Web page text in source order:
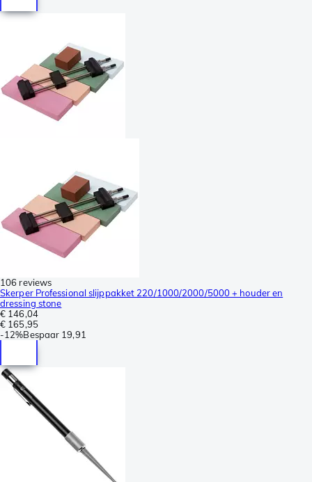
106 reviews
Skerper Professional slijppakket 220/1000/2000/5000 + houder en
dressing stone
€ 146,04
€ 165,95
-12%Bespaar 19,91